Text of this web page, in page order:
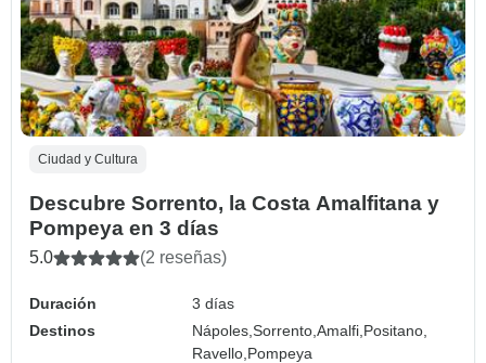
Ciudad y Cultura
Descubre Sorrento, la Costa Amalfitana y
Pompeya en 3 días
5.0 (2 reseñas)
Duración
3 días
Destinos
Nápoles,Sorrento,Amalfi, Positano,
Ravello, Pompeya